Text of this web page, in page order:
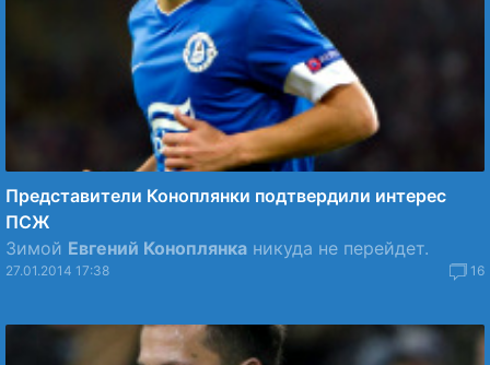
Представители Коноплянки подтвердили интерес
ПСЖ
Зимой Евгений Коноплянка никуда не перейдет.
27.01.2014 17:38 16